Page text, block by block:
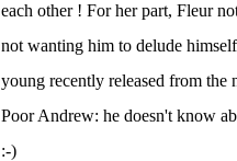
each other ! For her part, Fleur
not wanting him to delude
young recently released from the
Poor Andrew: he doesn't know
:-)